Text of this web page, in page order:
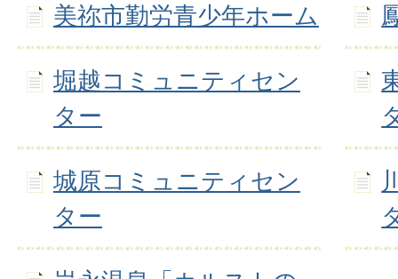
美祢市勤労青少年ホーム
堀越コミュニティセン
ター
城原コミュニティセン
ター